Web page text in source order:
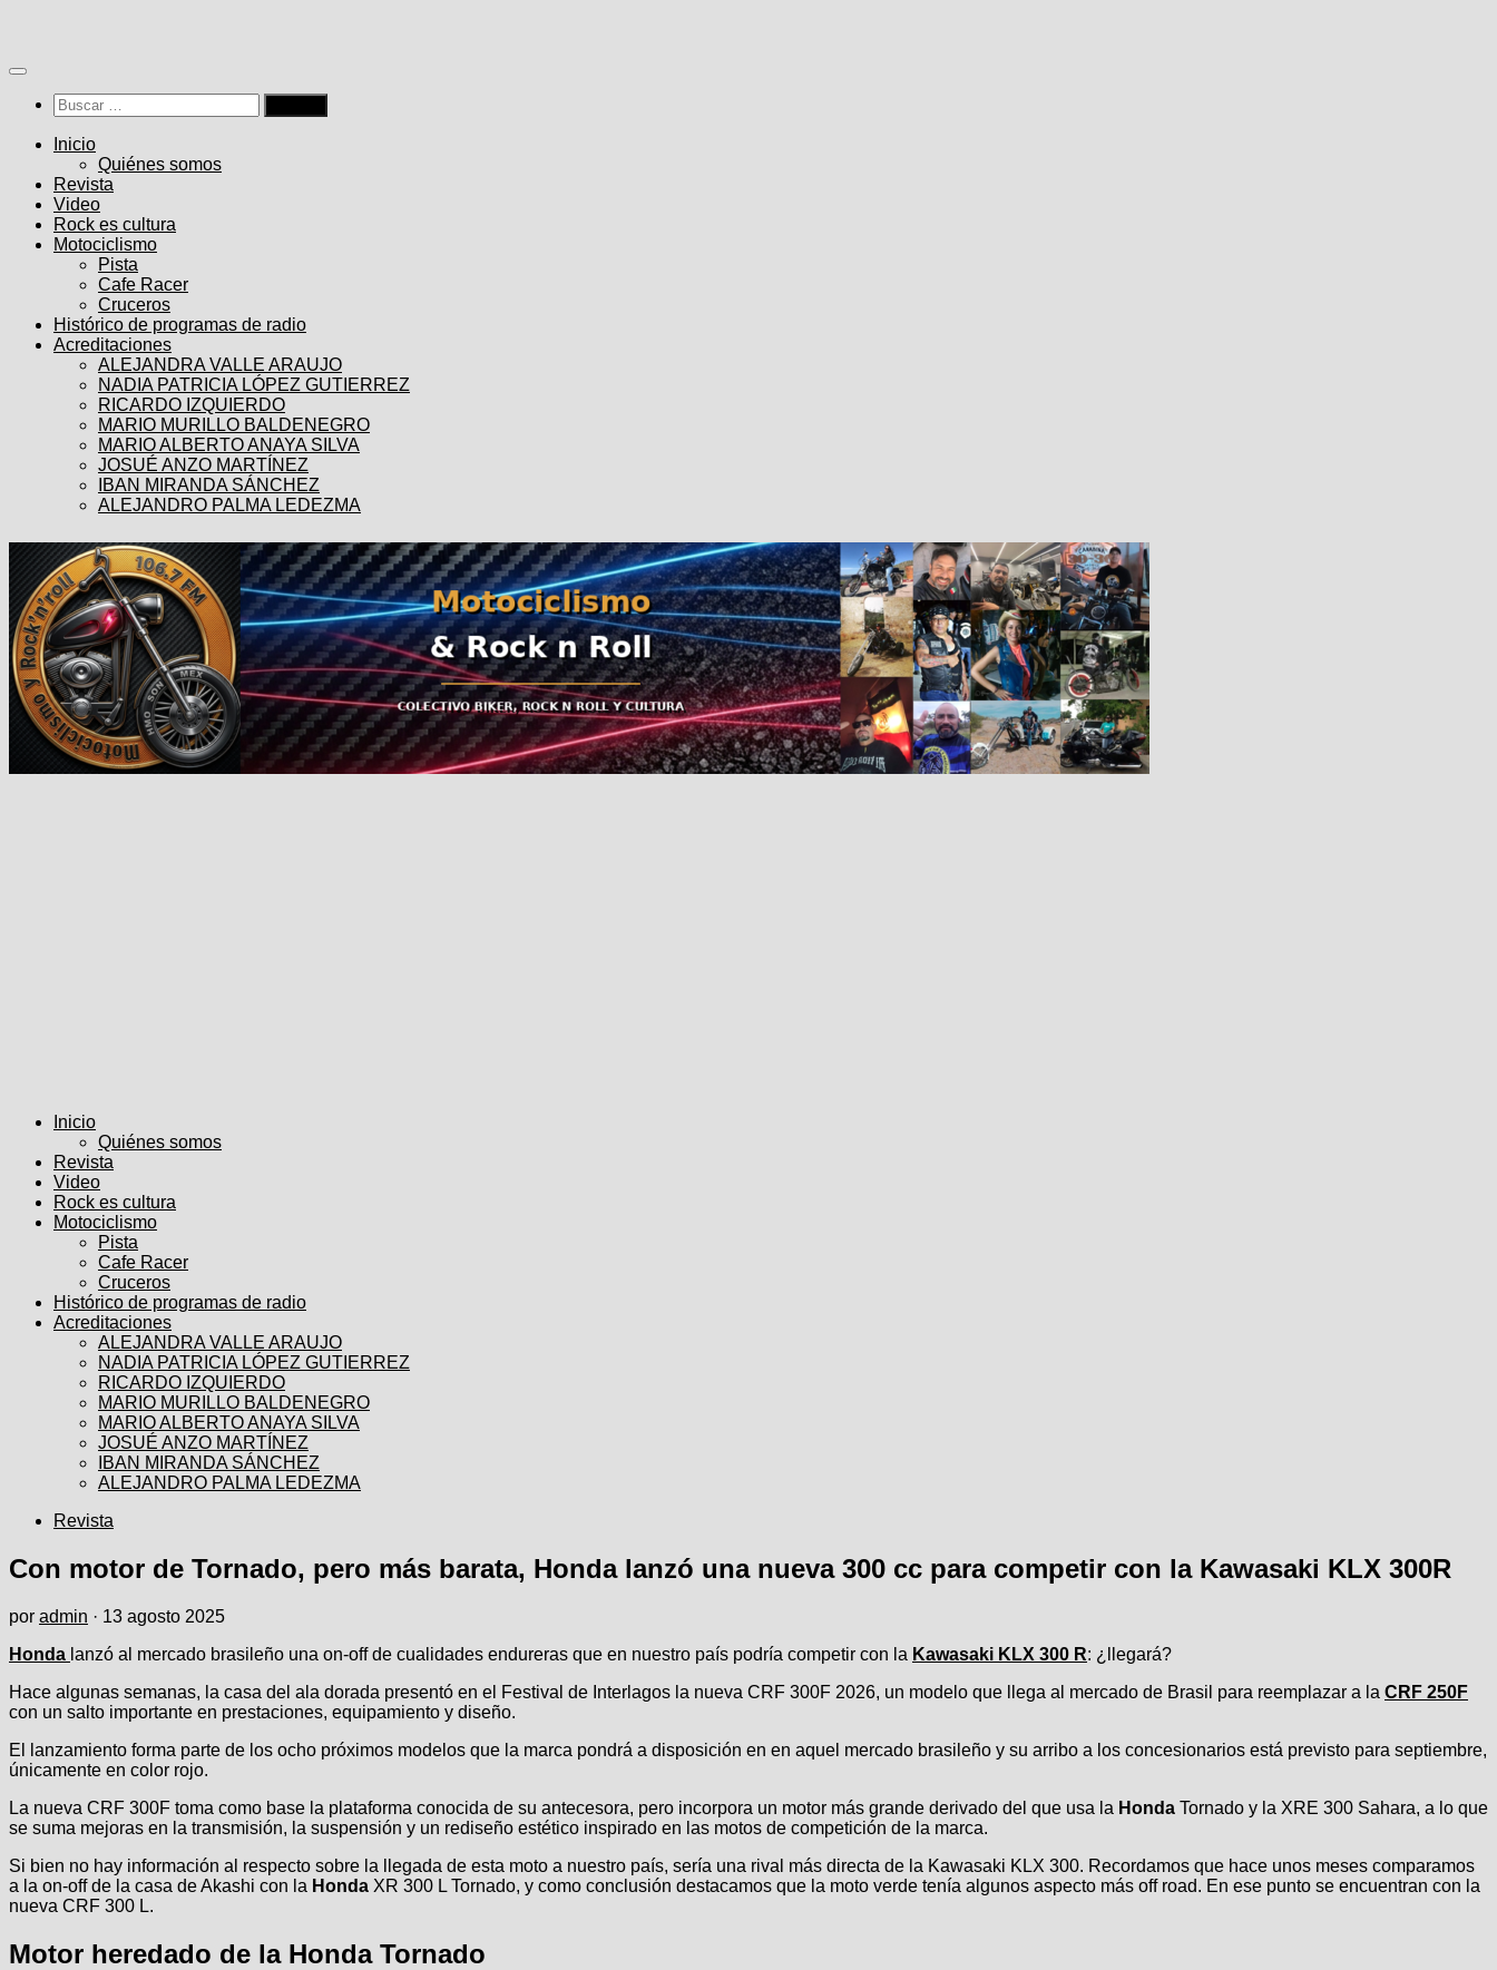
contenido
Buscar:
Inicio
Quiénes somos
Revista
Video
Rock es cultura
Motociclismo
Pista
Cafe Racer
Cruceros
Histórico de programas de radio
Acreditaciones
ALEJANDRA VALLE ARAUJO
NADIA PATRICIA LÓPEZ GUTIERREZ
RICARDO IZQUIERDO
MARIO MURILLO BALDENEGRO
MARIO ALBERTO ANAYA SILVA
JOSUÉ ANZO MARTÍNEZ
IBAN MIRANDA SÁNCHEZ
ALEJANDRO PALMA LEDEZMA
Inicio
Quiénes somos
Revista
Video
Rock es cultura
Motociclismo
Pista
Cafe Racer
Cruceros
Histórico de programas de radio
Acreditaciones
ALEJANDRA VALLE ARAUJO
NADIA PATRICIA LÓPEZ GUTIERREZ
RICARDO IZQUIERDO
MARIO MURILLO BALDENEGRO
MARIO ALBERTO ANAYA SILVA
JOSUÉ ANZO MARTÍNEZ
IBAN MIRANDA SÁNCHEZ
ALEJANDRO PALMA LEDEZMA
Revista
Con motor de Tornado, pero más barata, Honda lanzó una nueva 300 cc para competir con la Kawasaki KLX 300R
por admin · 13 agosto 2025
Honda lanzó al mercado brasileño una on-off de cualidades endureras que en nuestro país podría competir con la Kawasaki KLX 300 R: ¿llegará?
Hace algunas semanas, la casa del ala dorada presentó en el Festival de Interlagos la nueva CRF 300F 2026, un modelo que llega al mercado de Brasil para reemplazar a la CRF 250F
con un salto importante en prestaciones, equipamiento y diseño.
El lanzamiento forma parte de los ocho próximos modelos que la marca pondrá a disposición en en aquel mercado brasileño y su arribo a los concesionarios está previsto para septiembre,
únicamente en color rojo.
La nueva CRF 300F toma como base la plataforma conocida de su antecesora, pero incorpora un motor más grande derivado del que usa la Honda Tornado y la XRE 300 Sahara, a lo que
se suma mejoras en la transmisión, la suspensión y un rediseño estético inspirado en las motos de competición de la marca.
Si bien no hay información al respecto sobre la llegada de esta moto a nuestro país, sería una rival más directa de la Kawasaki KLX 300. Recordamos que hace unos meses comparamos
a la on-off de la casa de Akashi con la Honda XR 300 L Tornado, y como conclusión destacamos que la moto verde tenía algunos aspecto más off road. En ese punto se encuentran con la
nueva CRF 300 L.
Motor heredado de la Honda Tornado